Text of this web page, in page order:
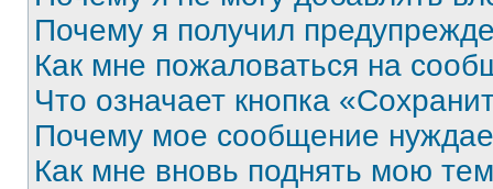
Почему я получил
Как мне пожаловаться на
Что означает кнопка
Почему мое сообщение
Как мне вновь поднять мою